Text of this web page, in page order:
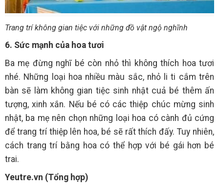
Trang trí không gian tiệc với những đồ vật ngộ nghĩnh
6. Sức mạnh của hoa tươi
Ba mẹ đừng nghĩ bé còn nhỏ thì không thích hoa tươi
nhé. Những loại hoa nhiều màu sắc, nhỏ li ti cắm trên
bàn sẽ làm không gian tiệc sinh nhật cuả bé thêm ấn
tượng, xinh xắn. Nếu bé có các thiệp chúc mừng sinh
nhật, ba mẹ nên chọn những loại hoa có cành đủ cứng
để trang trí thiệp lên hoa, bé sẽ rất thích đấy. Tuy nhiên,
cách trang trí bằng hoa có thể hợp với bé gái hơn bé
trai.
Yeutre.vn (Tổng hợp)